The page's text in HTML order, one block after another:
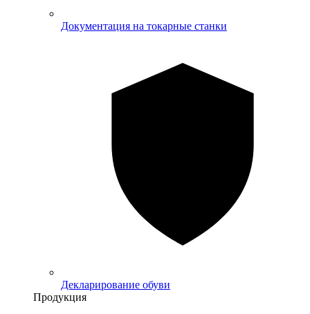
Документация на токарные станки
Декларирование обуви
Продукция